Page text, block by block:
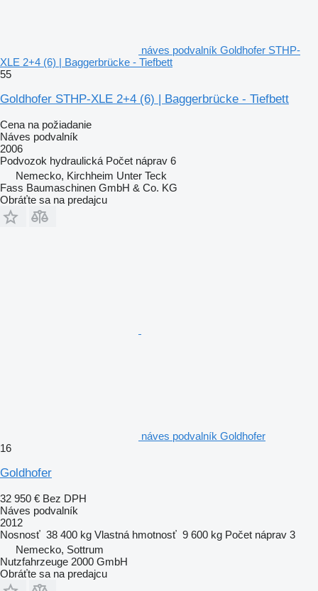
náves podvalník Goldhofer STHP-
XLE 2+4 (6) | Baggerbrücke - Tiefbett
55
Goldhofer STHP-XLE 2+4 (6) | Baggerbrücke - Tiefbett
Cena na požiadanie
Náves podvalník
2006
Podvozok hydraulická Počet náprav 6
Nemecko, Kirchheim Unter Teck
Fass Baumaschinen GmbH & Co. KG
Obráťte sa na predajcu
náves podvalník Goldhofer
16
Goldhofer
32 950 € Bez DPH
Náves podvalník
2012
Nosnosť 38 400 kg Vlastná hmotnosť 9 600 kg Počet náprav 3
Nemecko, Sottrum
Nutzfahrzeuge 2000 GmbH
Obráťte sa na predajcu